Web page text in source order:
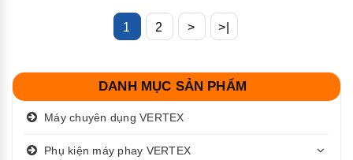
1 2 > >|
DANH MỤC SẢN PHẨM
Máy chuyên dụng VERTEX
Phụ kiện máy phay VERTEX